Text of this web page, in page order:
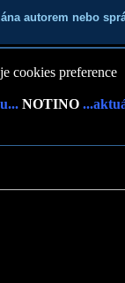
autorem nebo
cookies preference
NOTINO